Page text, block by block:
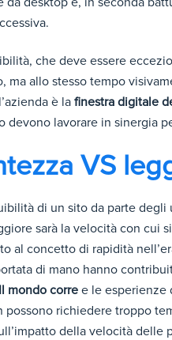
che deve essere
ma allo stesso tempo
è lafinestra digitale
devono lavorare in sinergia
VS
di un sito da parte
sarà la velocità con cui
al concetto di rapidità
di mano hanno
Il mondo corre e le esperienze
possono richiedere troppo
della velocità delle